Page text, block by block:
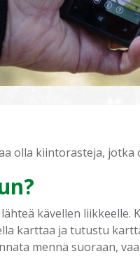
olla kiintorasteja,
kävellen liikkeelle.
karttaa ja tutustu
mennä suoraan,